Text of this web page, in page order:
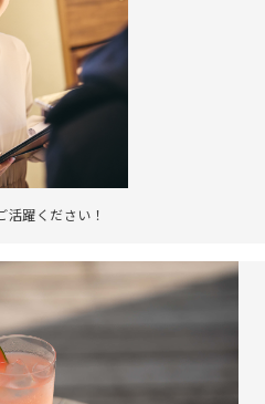
活躍ください！